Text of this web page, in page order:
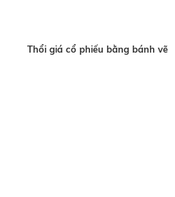
Thổi giá cổ phiếu bằng bánh vẽ